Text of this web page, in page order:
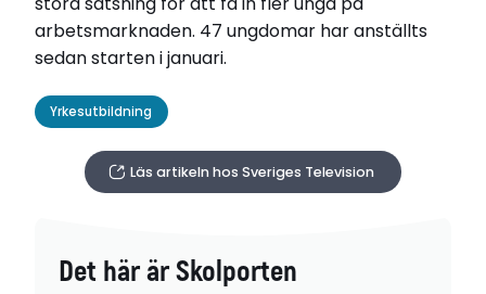
arbetsmarknaden. 47 ungdomar har anställts
sedan starten i januari.
Yrkesutbildning
Läs artikeln hos Sveriges Television
Det här är Skolporten